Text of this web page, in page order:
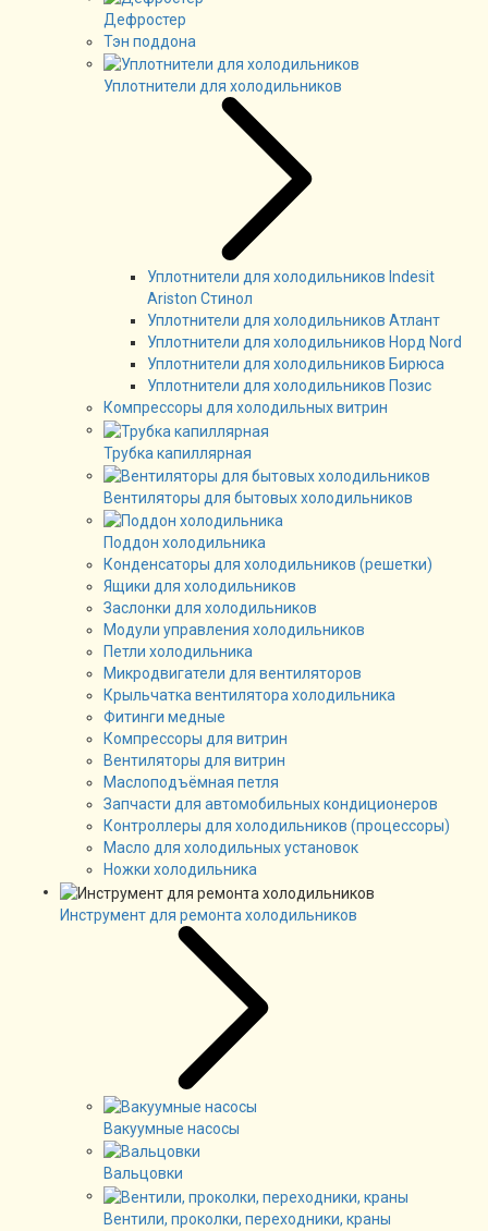
Дефростер
Тэн поддона
Уплотнители для холодильников
Уплотнители для холодильников Indesit
Ariston Стинол
Уплотнители для холодильников Атлант
Уплотнители для холодильников Норд Nord
Уплотнители для холодильников Бирюса
Уплотнители для холодильников Позис
Компрессоры для холодильных витрин
Трубка капиллярная
Вентиляторы для бытовых холодильников
Поддон холодильника
Конденсаторы для холодильников (решетки)
Ящики для холодильников
Заслонки для холодильников
Модули управления холодильников
Петли холодильника
Микродвигатели для вентиляторов
Крыльчатка вентилятора холодильника
Фитинги медные
Компрессоры для витрин
Вентиляторы для витрин
Маслоподъёмная петля
Запчасти для автомобильных кондиционеров
Контроллеры для холодильников (процессоры)
Масло для холодильных установок
Ножки холодильника
Инструмент для ремонта холодильников
Вакуумные насосы
Вальцовки
Вентили, проколки, переходники, краны